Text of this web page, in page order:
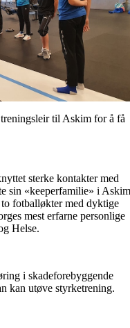
til Askim for å få
sterke kontakter med
sin «keeperfamilie» i Askim
fotballøkter med dyktige
mest erfarne personlige
Helse.
i skadeforebyggende
kan utøve styrketrening.